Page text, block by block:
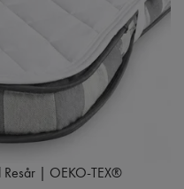
Resår | OEKO-TEX®